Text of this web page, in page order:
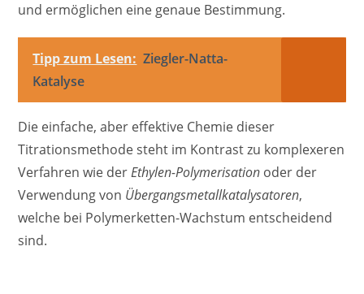
und ermöglichen eine genaue Bestimmung.
Tipp zum Lesen: Ziegler-Natta-
Katalyse
Die einfache, aber effektive Chemie dieser
Titrationsmethode steht im Kontrast zu komplexeren
Verfahren wie derEthylen-Polymerisation oder der
Verwendung von Übergangsmetallkatalysatoren,
welche bei Polymerketten-Wachstum entscheidend
sind.